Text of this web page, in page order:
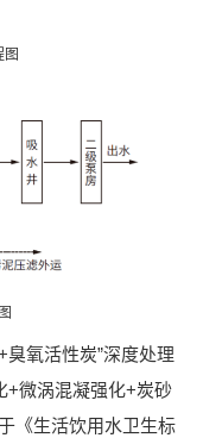
图
氧活性炭”深度处理
+微涡混凝强化+炭砂
《生活饮用水卫生标